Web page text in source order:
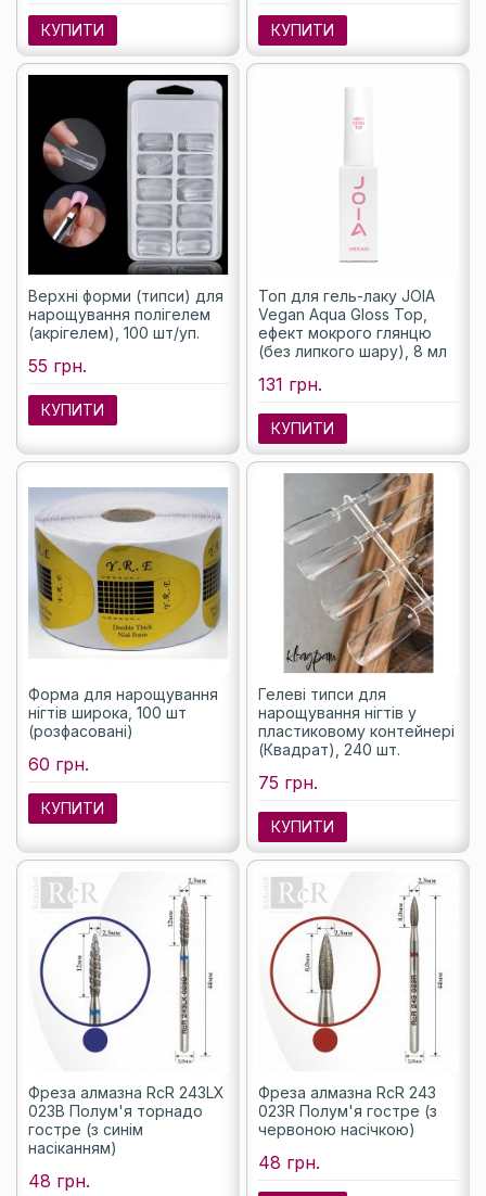
КУПИТИ КУПИТИ
Верхні форми (типси) для
нарощування полігелем
(акрігелем), 100 шт/уп.
55 грн.
КУПИТИ
Топ для гель-лаку JOIA
Vegan Aqua Gloss Top,
ефект мокрого глянцю
(без липкого шару), 8 мл
131 грн.
КУПИТИ
Форма для нарощування
нігтів широка, 100 шт
(розфасовані)
60 грн.
КУПИТИ
Гелеві типси для
нарощування нігтів у
пластиковому контейнері
(Квадрат), 240 шт.
75 грн.
КУПИТИ
Фреза алмазна RcR 243LX
023B Полум'я торнадо
гостре (з синім
насіканням)
48 грн.
Фреза алмазна RcR 243
023R Полум'я гостре (з
червоною насічкою)
48 грн.